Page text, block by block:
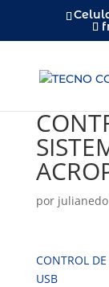
por julianedo
CONTROL
USB